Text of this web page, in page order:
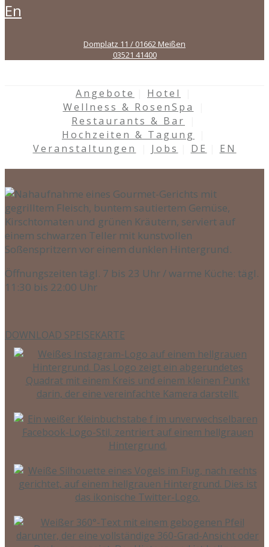
en
Domplatz 11 / 01662 Meißen
03521 41400
Angebote
Hotel
Wellness & RosenSpa
Restaurants & Bar
Hochzeiten & Tagung
Veranstaltungen
Jobs DE EN
Öffnungszeiten tägl. 7 bis 23 Uhr / warme Küche: tägl.
11:30 bis 22:00 Uhr
DOWNLOAD SPEISEKARTE